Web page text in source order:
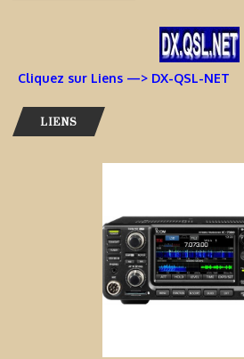
Cliquez sur Liens —> DX-QSL-NET
LIENS